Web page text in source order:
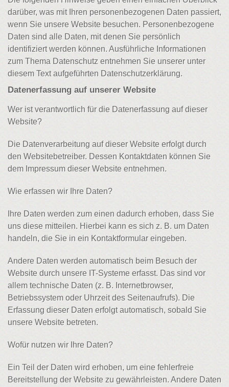
darüber, was mit Ihren personenbezogenen Daten passiert,
wenn Sie unsere Website besuchen. Personenbezogene
Daten sind alle Daten, mit denen Sie persönlich
identifiziert werden können. Ausführliche Informationen
zum Thema Datenschutz entnehmen Sie unserer unter
diesem Text aufgeführten Datenschutzerklärung.
Datenerfassung auf unserer Website
Wer ist verantwortlich für die Datenerfassung auf dieser
Website?
Die Datenverarbeitung auf dieser Website erfolgt durch
den Websitebetreiber. Dessen Kontaktdaten können Sie
dem Impressum dieser Website entnehmen.
Wie erfassen wir Ihre Daten?
Ihre Daten werden zum einen dadurch erhoben, dass Sie
uns diese mitteilen. Hierbei kann es sich z. B. um Daten
handeln, die Sie in ein Kontaktformular eingeben.
Andere Daten werden automatisch beim Besuch der
Website durch unsere IT-Systeme erfasst. Das sind vor
allem technische Daten (z. B. Internetbrowser,
Betriebssystem oder Uhrzeit des Seitenaufrufs). Die
Erfassung dieser Daten erfolgt automatisch, sobald Sie
unsere Website betreten.
Wofür nutzen wir Ihre Daten?
Ein Teil der Daten wird erhoben, um eine fehlerfreie
Bereitstellung der Website zu gewährleisten. Andere Daten